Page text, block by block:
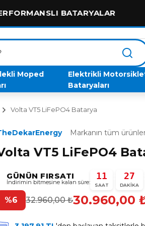
BATARYALAR
Moped
Elektrikli
Bataryaları
Volta VT5 LiFePO4 Batarya
Erdal Aydemir
bir ay önce
sizden aldığımız akü için çok teşekkür
Markanın tüm
VT5 LiFePO4
GÜNÜN FIRSATI
İndirimin bitmesine kalan süre:
11
SAAT
27
DAKIKA
%6 32.960,00₺30.960,00